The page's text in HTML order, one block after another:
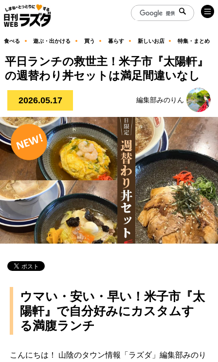
食べる 遊ぶ・出かける 買う 暮らす 新しいお店 特集・まとめ
平日ランチの救世主！米子市『太陽軒』
の週替わり丼セットは満足間違いなし
2026.05.17 編集部みのりん
ウマい・安い・早い！米子市『太
陽軒』で自分好みにカスタムす
る満腹ランチ
こんにちは！ 山陰のタウン情報「ラズダ」編集部みのり